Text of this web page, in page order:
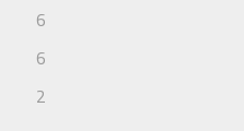
6
6
2